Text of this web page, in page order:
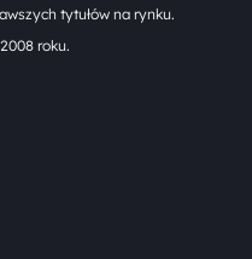
tytułów na rynku.
roku.